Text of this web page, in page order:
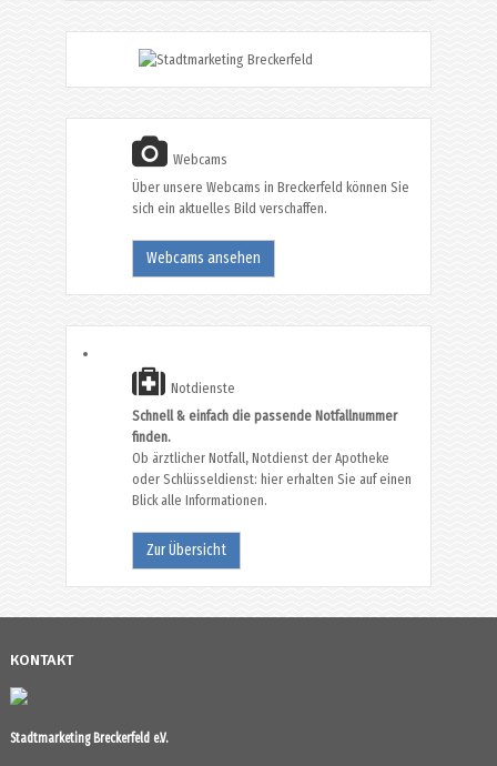
Webcams
Über unsere Webcams in Breckerfeld können Sie
sich ein aktuelles Bild verschaffen.
Webcams ansehen
Notdienste
Schnell & einfach die passende Notfallnummer
finden.
Ob ärztlicher Notfall, Notdienst der Apotheke
oder Schlüsseldienst: hier erhalten Sie auf einen
Blick alle Informationen.
Zur Übersicht
KONTAKT
Stadtmarketing Breckerfeld e.V.